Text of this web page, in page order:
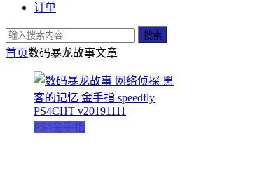
订单
搜索
首页数码暴龙故事文章
PS4金手指